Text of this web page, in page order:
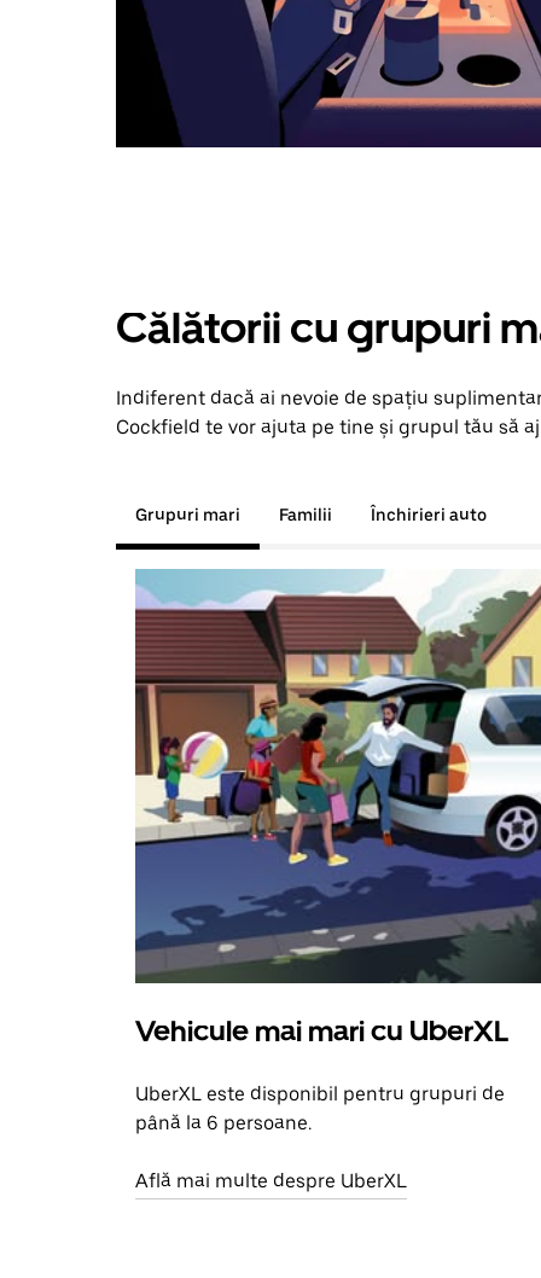
Călătorii cu grupuri
Indiferent dacă ai nevoie de spațiu
Cockfield te vor ajuta pe tine și grupul tău să
Grupuri mari Familii Închirieri auto
Vehicule mai mari cu UberXL
UberXL este disponibil pentru grupuri de
până la 6 persoane.
Află mai multe despre UberXL